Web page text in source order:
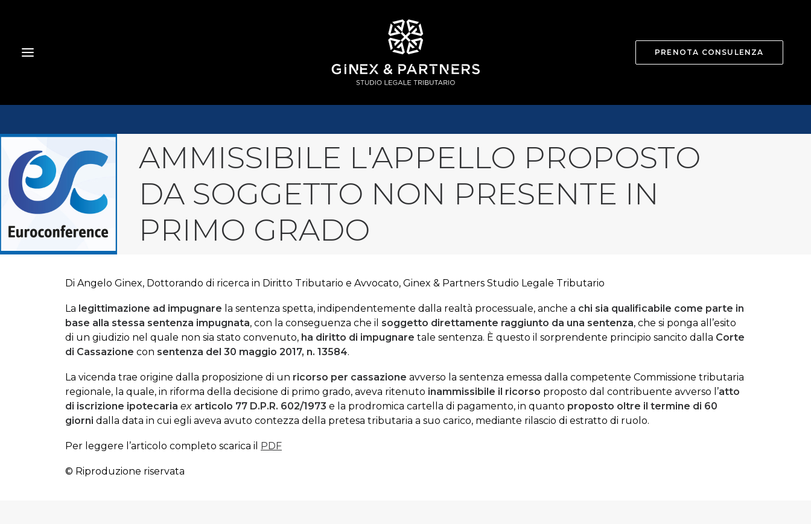
PRENOTA CONSULENZA
AMMISSIBILE L'APPELLO PROPOSTO
DA SOGGETTO NON PRESENTE IN
PRIMO GRADO
Di Angelo Ginex, Dottorando di ricerca in Diritto Tributario e Avvocato, Ginex & Partners Studio Legale Tributario
La legittimazione ad impugnare la sentenza spetta, indipendentemente dalla realtà processuale, anche a chi sia qualificabile come parte in
base alla stessa sentenza impugnata, con la conseguenza che il soggetto direttamente raggiunto da una sentenza, che si ponga all’esito
di un giudizio nel quale non sia stato convenuto, ha diritto di impugnare tale sentenza. È questo il sorprendente principio sancito dalla Corte
di Cassazione con sentenza del 30 maggio 2017, n. 13584.
La vicenda trae origine dalla proposizione di un ricorso per cassazione avverso la sentenza emessa dalla competente Commissione tributaria
regionale, la quale, in riforma della decisione di primo grado, aveva ritenuto inammissibile il ricorso proposto dal contribuente avverso l’atto
di iscrizione ipotecaria ex articolo 77 D.P.R. 602/1973 e la prodromica cartella di pagamento, in quanto proposto oltre il termine di 60
giorni dalla data in cui egli aveva avuto contezza della pretesa tributaria a suo carico, mediante rilascio di estratto di ruolo.
Per leggere l’articolo completo scarica il PDF
© Riproduzione riservata